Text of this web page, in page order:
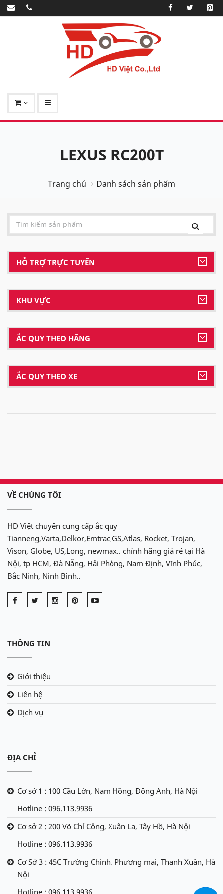
LEXUS RC200T
Trang chủ Danh sách sản phẩm
HỖ TRỢ TRỰC TUYẾN
KHU VỰC
ẮC QUY THEO HÃNG
ẮC QUY THEO XE
VỀ CHÚNG TÔI
HD Việt chuyên cung cấp ắc quy
Tianneng,Varta,Delkor,Emtrac,GS,Atlas, Rocket, Trojan,
Vison, Globe, US,Long, newmax.. chính hãng giá rẻ tại Hà
Nội, tp HCM, Đà Nẵng, Hải Phòng, Nam Định, Vĩnh Phúc,
Bắc Ninh, Ninh Bình..
THÔNG TIN
Giới thiệu
Liên hệ
Dịch vụ
ĐỊA CHỈ
Cơ sở 1 : 100 Cầu Lớn, Nam Hồng, Đông Anh, Hà Nội
Hotline : 096.113.9936
Cơ sở 2 : 200 Võ Chí Công, Xuân La, Tây Hồ, Hà Nội
Hotline : 096.113.9936
Cơ Sở 3 : 45C Trường Chinh, Phương mai, Thanh Xuân, Hà
Nội
Hotline : 096.113.9936